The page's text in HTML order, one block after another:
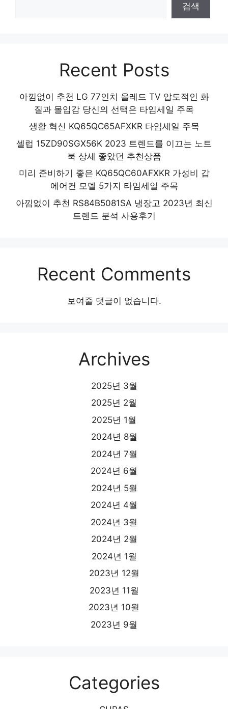
검색
Recent Posts
아낌없이 추천 LG 77인치 올레드 TV 압도적인 화
질과 몰입감 당신의 선택은 타임세일 주목
생활 혁신 KQ65QC65AFXKR 타임세일 주목
셀럽 15ZD90SGX56K 2023 트렌드를 이끄는 노트
북 상세 좋았던 추천상품
미리 준비하기 좋은 KQ65QC60AFXKR 가성비 갑
에어컨 모델 5가지 타임세일 주목
아낌없이 추천 RS84B5081SA 냉장고 2023년 최신
트렌드 분석 사용후기
Recent Comments
보여줄 댓글이 없습니다.
Archives
2025년 3월
2025년 2월
2025년 1월
2024년 8월
2024년 7월
2024년 6월
2024년 5월
2024년 4월
2024년 3월
2024년 2월
2024년 1월
2023년 12월
2023년 11월
2023년 10월
2023년 9월
Categories